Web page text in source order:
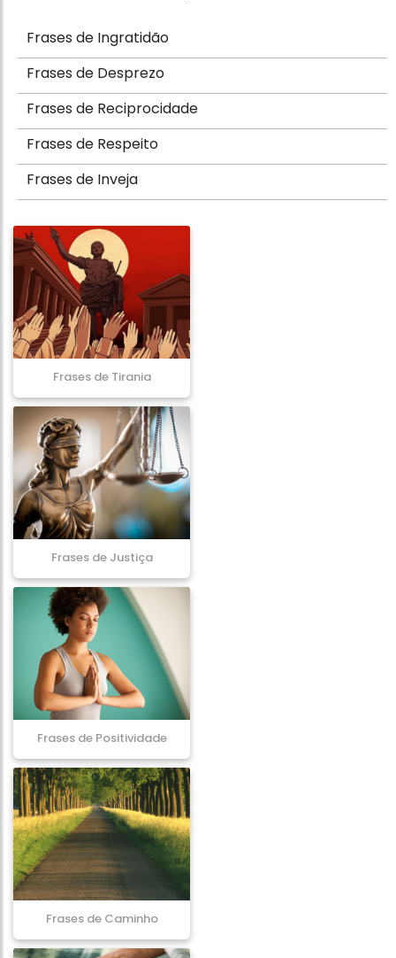
Frases de Ingratidão
Frases de Desprezo
Frases de Reciprocidade
Frases de Respeito
Frases de Inveja
Frases de Tirania
Frases de Justiça
Frases de Positividade
Frases de Caminho